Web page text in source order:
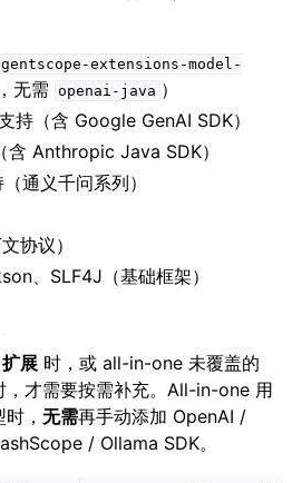
extensions-model-
无需 openai-java ）
持（含 Google GenAI SDK）
Anthropic Java SDK）
通义千问系列）
协议）
、SLF4J（基础框架）
展 时，或 all-in-one 未覆盖的
才需要按需补充。All-in-one 用
， 无需再手动添加 OpenAI /
/ Ollama SDK。